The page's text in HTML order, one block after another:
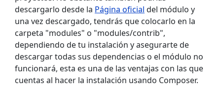
descargarlo desde la Página oficial del módulo y
una vez descargado, tendrás que colocarlo en la
carpeta "modules" o "modules/contrib",
dependiendo de tu instalación y asegurarte de
descargar todas sus dependencias o el módulo no
funcionará, esta es una de las ventajas con las que
cuentas al hacer la instalación usando Composer.